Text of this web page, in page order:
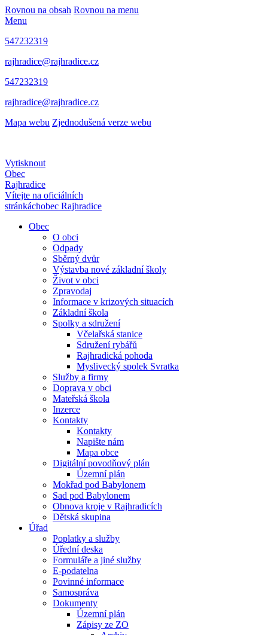
Rovnou na obsah Rovnou na menu
Menu
547232319
rajhradice@rajhradice.cz
547232319
rajhradice@rajhradice.cz
Mapa webu Zjednodušená verze webu
Vytisknout
Obec
Rajhradice
Vítejte na oficiálních
stránkáchobec Rajhradice
Obec
O obci
Odpady
Sběrný dvůr
Výstavba nové základní školy
Život v obci
Zpravodaj
Informace v krizových situacích
Základní škola
Spolky a sdružení
Včelařská stanice
Sdružení rybářů
Rajhradická pohoda
Myslivecký spolek Svratka
Služby a firmy
Doprava v obci
Mateřská škola
Inzerce
Kontakty
Kontakty
Napište nám
Mapa obce
Digitální povodňový plán
Územní plán
Mokřad pod Babylonem
Sad pod Babylonem
Obnova kroje v Rajhradicích
Dětská skupina
Úřad
Poplatky a služby
Úřední deska
Formuláře a jiné služby
E-podatelna
Povinné informace
Samospráva
Dokumenty
Územní plán
Zápisy ze ZO